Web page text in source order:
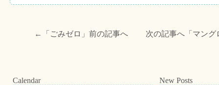
←「 ごみゼロ 」前の記事へ 次の記事へ「 マング
Calendar New Posts